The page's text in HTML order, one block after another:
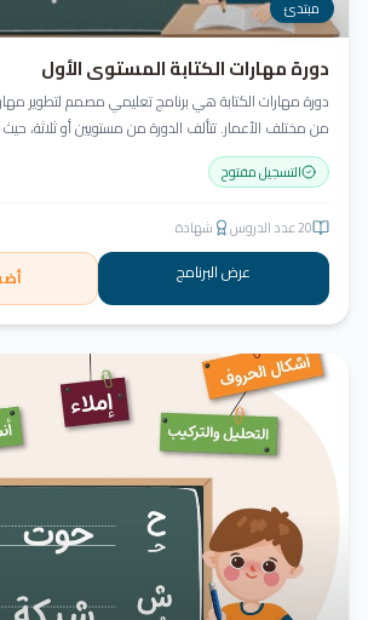
مبتدئ
دورة مهارات الكتابة المستوى الأول
دورة مهارات الكتابة هي برنامج تعليمي مصمم لتطوير
من مختلف الأعمار. تتألف الدورة من مستويين أو ثلاثة،
حسب أعمار الطلاب ومهاراتهم الحالية. تتضمن كتابة الحروف
بقواعد الخط، وكتابة الكلمات والجمل.
التسجيل مفتوح
20عدد الدروس شهادة
عرض البرنامج